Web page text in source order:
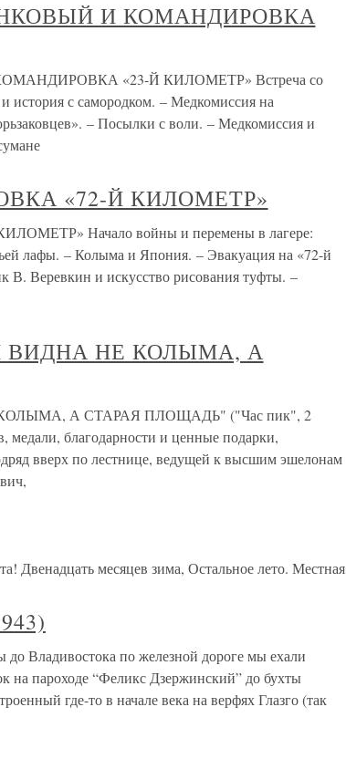
И КОМАНДИРОВКА
«23-Й КИЛОМЕТР» Встреча со
с самородком. – Медкомиссия на
– Посылки с воли. – Медкомиссия и
«72-Й КИЛОМЕТР»
Начало войны и перемены в лагере:
лафы. – Колыма и Япония. – Эвакуация на «72-й
В. Веревкин и искусство рисования туфты. –
ВИДНА НЕ КОЛЫМА, А
А СТАРАЯ ПЛОЩАДЬ" ("Час пик", 2
благодарности и ценные подарки,
вверх по лестнице, ведущей к высшим эшелонам
Двенадцать месяцев зима, Остальное лето. Местная
Владивостока по железной дороге мы ехали
на пароходе “Феликс Дзержинский” до бухты
где-то в начале века на верфях Глазго (так